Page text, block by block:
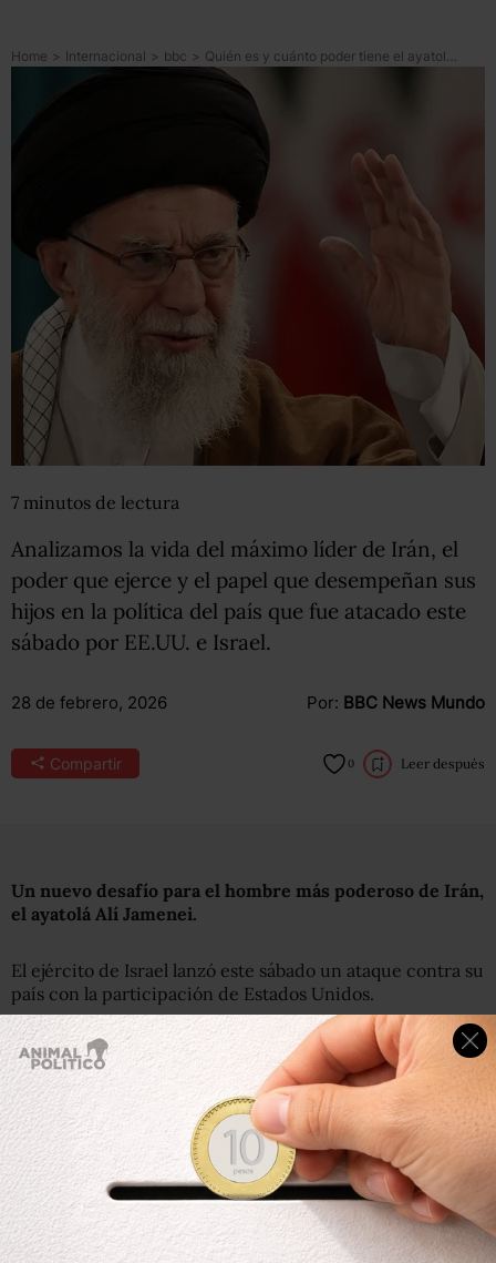
Home > Internacional > bbc >
7 minutos de lectura
Analizamos la vida del máximo líder de Irán, el
poder que ejerce y el papel que desempeñan sus
hijos en la política del país que fue atacado este
sábado por EE.UU. e Israel.
28 de febrero, 2026 Por: BBC News Mundo
Compartir 0 Leer después
Un nuevo desafío para el hombre más poderoso de Irán,
el ayatolá Alí Jamenei.
El ejército de Israel lanzó este sábado un ataque contra su
país con la participación de Estados Unidos.
En enero, el líder supremo iraní enfrentó el reto más
serio a su poder desde la Revolución Islámica de 1979,
cuando manifestaciones masivas sacudieron las calles del
país y desataron una crisis de legitimidad del gobierno.
En las protestas antigubernamentales, que alcanzaron un
nivel nunca visto en los 47 años de historia de la